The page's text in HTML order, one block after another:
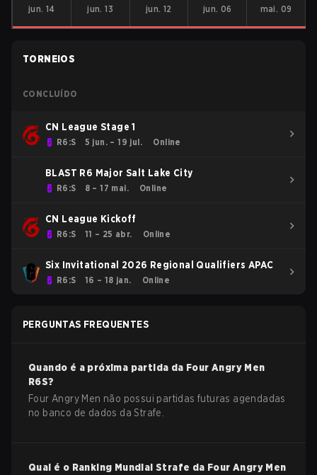
jun. 14
jun. 13
jun. 12
jun. 06
mai. 09
TORNEIOS
CONCLUÍDO
CN League Stage 1
R6:S 5 jun. – 19 jul. Online
BLAST R6 Major Salt Lake City
R6:S 8 – 17 mai. Online
CN League Kickoff
R6:S 11 – 25 abr. Online
Six Invitational 2026 Regional Qualifiers APAC
R6:S 16 – 18 jan. Online
PERGUNTAS FREQUENTES
Quando é a próxima partida da Four Angry Men
R6S?
Four Angry Men não possui partidas futuras agendadas
no banco de dados da Strafe.
Qual é o Ranking Mundial Strafe da Four Angry Men